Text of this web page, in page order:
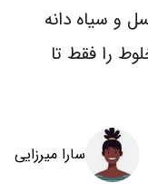
و سیاه دانه
را فقط تا
سارا میرزایی